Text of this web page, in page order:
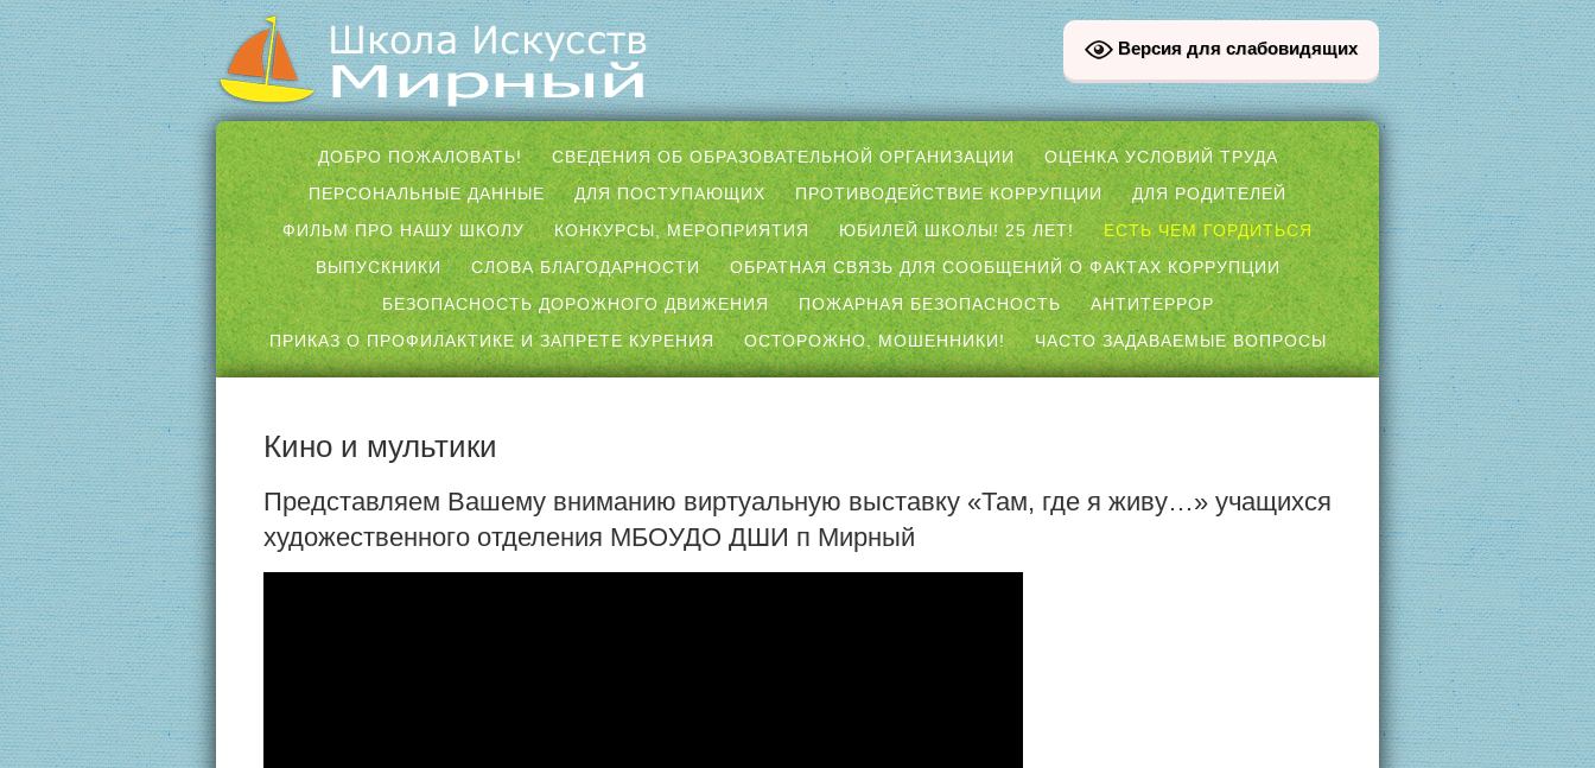
Версия для слабовидящих
ДОБРО ПОЖАЛОВАТЬ! СВЕДЕНИЯ ОБ ОБРАЗОВАТЕЛЬНОЙ ОРГАНИЗАЦИИ
ОЦЕНКА УСЛОВИЙ ТРУДА
ПЕРСОНАЛЬНЫЕ ДАННЫЕ
ДЛЯ ПОСТУПАЮЩИХ ПРОТИВОДЕЙСТВИЕ КОРРУПЦИИ
ДЛЯ РОДИТЕЛЕЙ
ФИЛЬМ ПРО НАШУ ШКОЛУ
КОНКУРСЫ, МЕРОПРИЯТИЯ ЮБИЛЕЙ ШКОЛЫ! 25 ЛЕТ!
ЕСТЬ ЧЕМ ГОРДИТЬСЯ
ВЫПУСКНИКИ
СЛОВА БЛАГОДАРНОСТИ
ОБРАТНАЯ СВЯЗЬ ДЛЯ СООБЩЕНИЙ О ФАКТАХ КОРРУПЦИИ
БЕЗОПАСНОСТЬ ДОРОЖНОГО ДВИЖЕНИЯ
ПОЖАРНАЯ БЕЗОПАСНОСТЬ
АНТИТЕРРОР
ПРИКАЗ О ПРОФИЛАКТИКЕ И ЗАПРЕТЕ КУРЕНИЯ
ОСТОРОЖНО, МОШЕННИКИ! ЧАСТО ЗАДАВАЕМЫЕ ВОПРОСЫ
Кино и мультики
Представляем Вашему вниманию виртуальную выставку «Там, где я живу…» учащихся
художественного отделения МБОУДО ДШИ п Мирный